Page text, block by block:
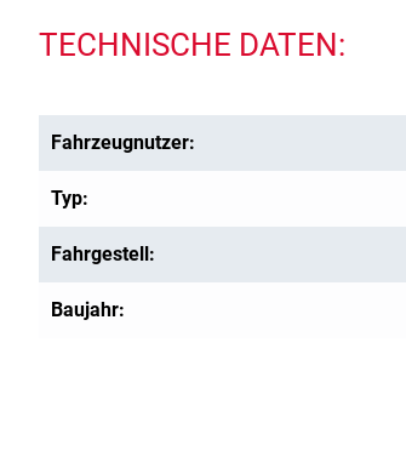
TECHNISCHE DATEN:
Fahrzeugnutzer:
Typ:
Fahrgestell:
Baujahr: